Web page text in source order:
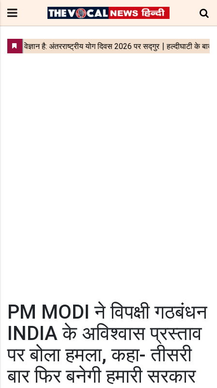
PM MODI ने विपक्षी गठबंधन
INDIA के अविश्वास प्रस्ताव
पर बोला हमला, कहा- तीसरी
बार फिर बनेगी हमारी सरकार